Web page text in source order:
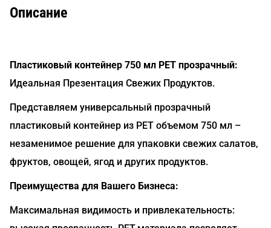
Описание
Пластиковый контейнер 750 мл РЕТ прозрачный:
Идеальная Презентация Свежих Продуктов.
Представляем универсальный прозрачный
пластиковый контейнер из РЕТ объемом 750 мл –
незаменимое решение для упаковки свежих салатов,
фруктов, овощей, ягод и других продуктов.
Преимущества для Вашего Бизнеса:
Максимальная видимость и привлекательность: